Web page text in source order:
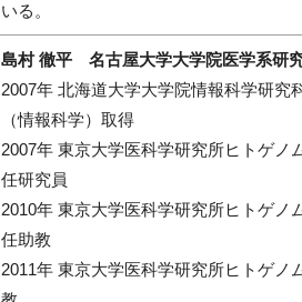
いる。
島村 徹平 名古屋大学大学院医学系研
2007年 北海道大学大学院情報科学研究
（情報科学）取得
2007年 東京大学医科学研究所ヒトゲ
任研究員
2010年 東京大学医科学研究所ヒトゲ
任助教
2011年 東京大学医科学研究所ヒトゲ